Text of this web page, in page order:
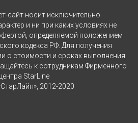
сайт носит исключительно
и ни при каких условиях не
определяемой положением
кодекса РФ. Для получения
о стоимости и сроках выполнения
к сотрудникам Фирменного
StarLine
2012-2020